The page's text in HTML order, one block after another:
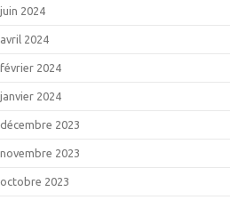
juin 2024
avril 2024
février 2024
janvier 2024
décembre 2023
novembre 2023
octobre 2023